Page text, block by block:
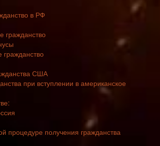
в РФ
гражданство
гражданство
США
при вступлении в американское
процедуре получения гражданства